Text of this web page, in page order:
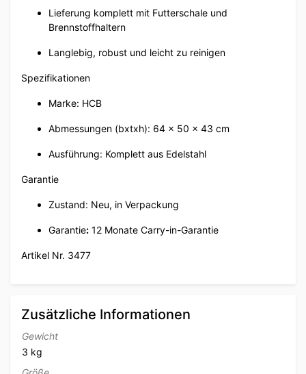
Lieferung komplett mit Futterschale und
Brennstoffhaltern
Langlebig, robust und leicht zu reinigen
Spezifikationen
Marke: HCB
Abmessungen (bxtxh): 64 x 50 x 43 cm
Ausführung: Komplett aus Edelstahl
Garantie
Zustand: Neu, in Verpackung
Garantie: 12 Monate Carry-in-Garantie
Artikel Nr. 3477
Zusätzliche Informationen
Gewicht
3 kg